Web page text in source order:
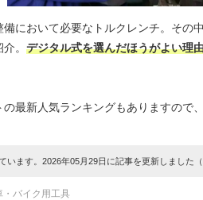
において必要なトルクレンチ。その
。 デジタル式を選んだほうがよい理
最新人気ランキングもありますので
います。2026年05月29日に記事を更新しました（
・バイク用工具